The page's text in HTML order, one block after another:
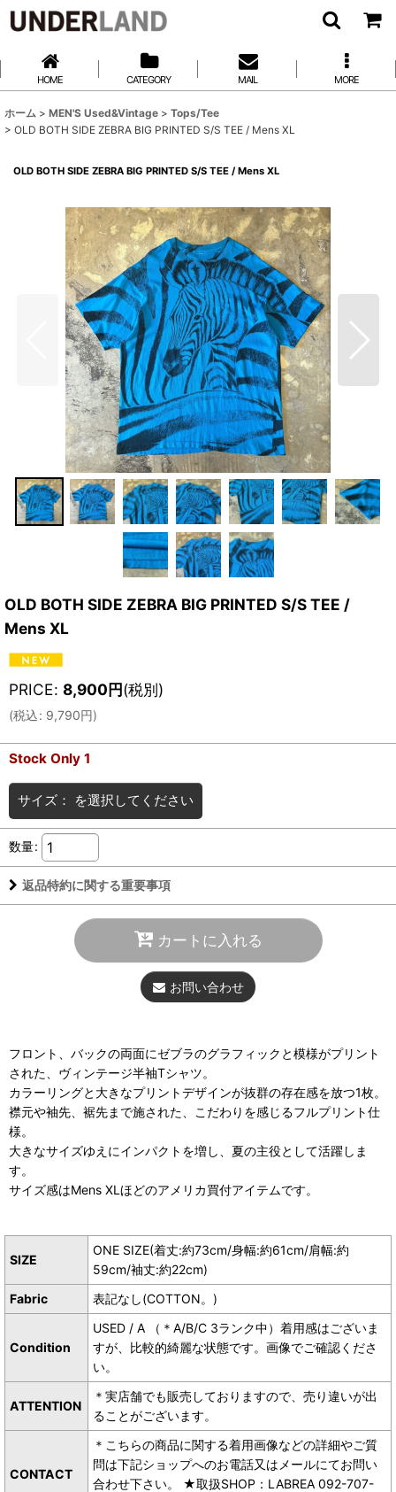
HOME CATEGORY MAIL MORE
ホーム > MEN'S Used&Vintage > Tops/Tee
> OLD BOTH SIDE ZEBRA BIG PRINTED S/S TEE / Mens XL
OLD BOTH SIDE ZEBRA BIG PRINTED S/S TEE / Mens XL
OLD BOTH SIDE ZEBRA BIG PRINTED S/S TEE /
Mens XL
PRICE: 8,900円(税別)
(税込: 9,790円)
Stock Only 1
サイズ： を選択してください
数量:
返品特約に関する重要事項
カートに入れる
お問い合わせ
フロント、バックの両面にゼブラのグラフィックと模様がプリント
された、ヴィンテージ半袖Tシャツ。
カラーリングと大きなプリントデザインが抜群の存在感を放つ1枚。
襟元や袖先、裾先まで施された、こだわりを感じるフルプリント仕
様。
大きなサイズゆえにインパクトを増し、夏の主役として活躍しま
す。
サイズ感はMens XLほどのアメリカ買付アイテムです。
SIZE
ONE SIZE(着丈:約73cm/身幅:約61cm/肩幅:約
59cm/袖丈:約22cm)
Fabric
表記なし(COTTON。)
Condition
USED / A （＊A/B/C 3ランク中）着用感はございま
すが、比較的綺麗な状態です。画像でご確認くださ
い。
ATTENTION
＊実店舗でも販売しておりますので、売り違いが出
ることがございます。
CONTACT
＊こちらの商品に関する着用画像などの詳細やご質
問は下記ショップへのお電話又はメールにてお問い
合わせ下さい。 ★取扱SHOP：LABREA 092-707-